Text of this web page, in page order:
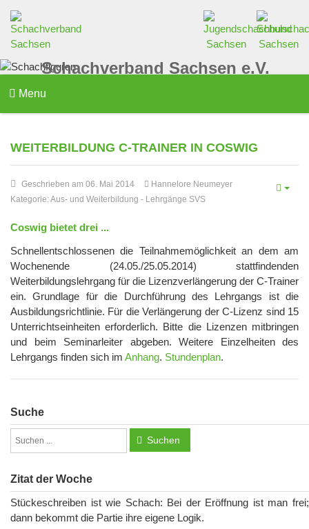
Schachverband Sachsen e.V.
Menu
WEITERBILDUNG C-TRAINER IN COSWIG
Geschrieben am 06. Mai 2014
Hannelore Neumeyer
Kategorie:Aus- und Weiterbildung - Lehrgänge SVS
Coswig bietet drei ...
Schnellentschlossenen die Teilnahmemöglichkeit an dem am
Wochenende (24.05./25.05.2014) stattfindenden
Weiterbildungslehrgang für die Lizenzverlängerung der C-Trainer
ein. Grundlage für die Durchführung des Lehrgangs ist die
Ausbildungsrichtlinie. Für die Verlängerung der C-Lizenz sind 15
Unterrichtseinheiten erforderlich. Bitte die Lizenzen mitbringen
und beim Seminarleiter abgeben. Weitere Einzelheiten des
Lehrgangs finden sich im Anhang. Stundenplan.
Suche
Suchen
Zitat der Woche
Stückeschreiben ist wie Schach: Bei der Eröffnung ist man frei;
dann bekommt die Partie ihre eigene Logik.